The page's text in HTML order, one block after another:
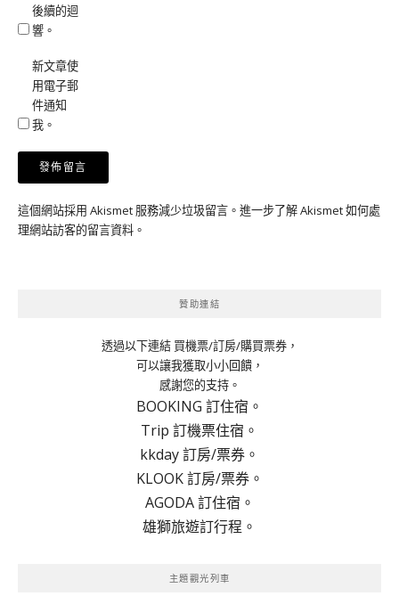
後續的迴
響。
新文章使
用電子郵
件通知
我。
這個網站採用 Akismet 服務減少垃圾留言。 進一步了解 Akismet 如何處
理網站訪客的留言資料 。
贊助連結
透過以下連結 買機票/訂房/購買票券，
可以讓我獲取小小回饋，
感謝您的支持。
BOOKING 訂住宿。
Trip 訂機票住宿。
kkday 訂房/票券。
KLOOK 訂房/票券。
AGODA 訂住宿。
雄獅旅遊訂行程。
主題觀光列車